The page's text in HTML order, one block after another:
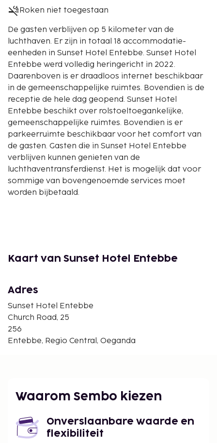
Roken niet toegestaan
De gasten verblijven op 5 kilometer van de
luchthaven. Er zijn in totaal 18 accommodatie-
eenheden in Sunset Hotel Entebbe. Sunset Hotel
Entebbe werd volledig heringericht in 2022.
Daarenboven is er draadloos internet beschikbaar
in de gemeenschappelijke ruimtes. Bovendien is de
receptie de hele dag geopend. Sunset Hotel
Entebbe beschikt over rolstoeltoegankelijke,
gemeenschappelijke ruimtes. Bovendien is er
parkeerruimte beschikbaar voor het comfort van
de gasten. Gasten die in Sunset Hotel Entebbe
verblijven kunnen genieten van de
luchthaventransferdienst. Het is mogelijk dat voor
sommige van bovengenoemde services moet
worden bijbetaald.
Kaart van Sunset Hotel Entebbe
Adres
Sunset Hotel Entebbe
Church Road, 25
256
Entebbe, Regio Central, Oeganda
Waarom Sembo kiezen
Onverslaanbare waarde en
flexibiliteit